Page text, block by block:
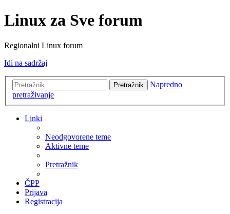
Linux za Sve forum
Regionalni Linux forum
Idi na sadržaj
Pretražnik
Napredno
pretraživanje
Linki
Neodgovorene teme
Aktivne teme
Pretražnik
ČPP
Prijava
Registracija